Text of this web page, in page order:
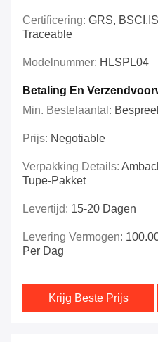
Certificering: GRS,
Traceable
Modelnummer: HLSPL04
Betaling En
Min. Bestelaantal:
Prijs: Negotiable
Verpakking Details:
Tupe-Pakket
Levertijd: 15-20 Dagen
Levering Vermogen:
Per Dag
Krijg Beste Prijs